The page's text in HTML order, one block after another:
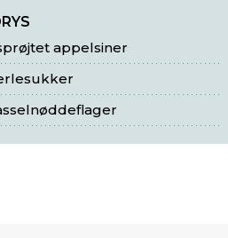
appelsiner